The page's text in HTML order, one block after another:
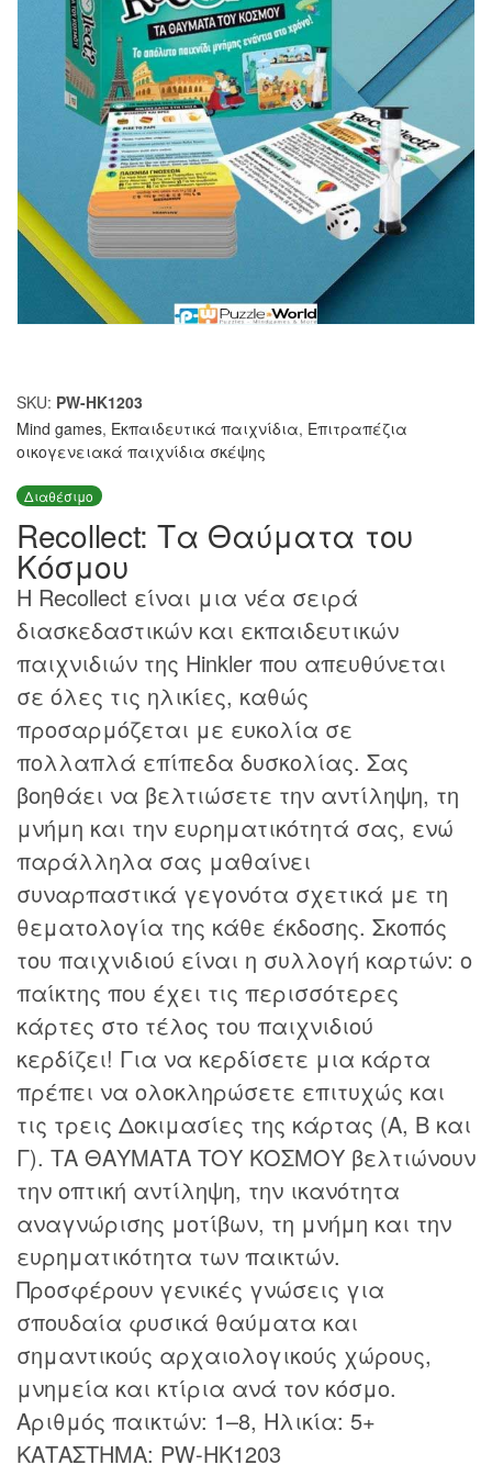
SKU: PW-HK1203
Mind games, Εκπαιδευτικά παιχνίδια, Επιτραπέζια
οικογενειακά παιχνίδια σκέψης
Διαθέσιμο
Recollect: Τα Θαύματα του
Κόσμου
H Recollect είναι μια νέα σειρά
διασκεδαστικών και εκπαιδευτικών
παιχνιδιών της Hinkler που απευθύνεται
σε όλες τις ηλικίες, καθώς
προσαρμόζεται με ευκολία σε
πολλαπλά επίπεδα δυσκολίας. Σας
βοηθάει να βελτιώσετε την αντίληψη, τη
μνήμη και την ευρηματικότητά σας, ενώ
παράλληλα σας μαθαίνει
συναρπαστικά γεγονότα σχετικά με τη
θεματολογία της κάθε έκδοσης. Σκοπός
του παιχνιδιού είναι η συλλογή καρτών: ο
παίκτης που έχει τις περισσότερες
κάρτες στο τέλος του παιχνιδιού
κερδίζει! Για να κερδίσετε μια κάρτα
πρέπει να ολοκληρώσετε επιτυχώς και
τις τρεις Δοκιμασίες της κάρτας (Α, Β και
Γ). ΤΑ ΘΑΥΜΑΤΑ ΤΟΥ ΚΟΣΜΟΥ βελτιώνουν
την οπτική αντίληψη, την ικανότητα
αναγνώρισης μοτίβων, τη μνήμη και την
ευρηματικότητα των παικτών.
Προσφέρουν γενικές γνώσεις για
σπουδαία φυσικά θαύματα και
σημαντικούς αρχαιολογικούς χώρους,
μνημεία και κτίρια ανά τον κόσμο.
Αριθμός παικτών: 1–8, Ηλικία: 5+
ΚΑΤΑΣΤΗΜΑ: PW-HK1203